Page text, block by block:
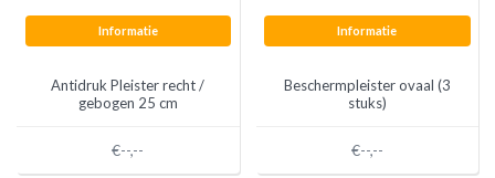
Informatie
Antidruk Pleister recht /
gebogen 25 cm
€--,--
Informatie
Beschermpleister ovaal (3
stuks)
€--,--